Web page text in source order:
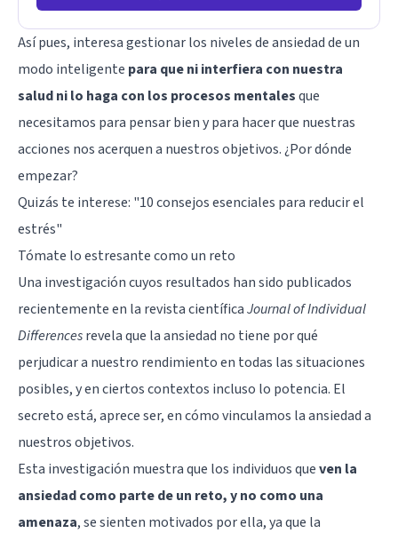
Así pues, interesa gestionar los niveles de ansiedad de un
modo inteligente para que ni interfiera con nuestra
salud ni lo haga con los procesos mentalesque
necesitamos para pensar bien y para hacer que nuestras
acciones nos acerquen a nuestros objetivos. ¿Por dónde
empezar?
Quizás te interese: "10 consejos esenciales para reducir el
estrés"
Tómate lo estresante como un reto
Una investigación cuyos resultados han sido publicados
recientemente en la revista científicaJournal of Individual
Differencesrevela que la ansiedad no tiene por qué
perjudicar a nuestro rendimiento en todas las situaciones
posibles, y en ciertos contextos incluso lo potencia. El
secreto está, aprece ser, en cómo vinculamos la ansiedad a
nuestros objetivos.
Esta investigación muestra que los individuos queven la
ansiedad como parte de un reto, y no como una
amenaza, se sienten motivados por ella, ya que la